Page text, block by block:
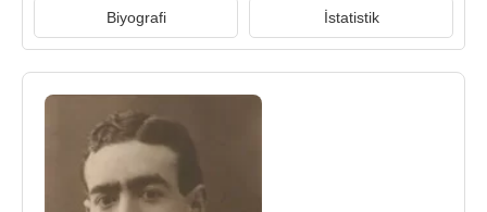
Biyografi İstatistik